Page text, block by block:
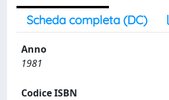
Scheda completa (DC)
Anno
1981
Codice ISBN